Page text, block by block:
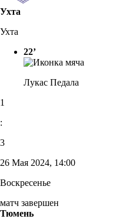
Ухта
Ухта
22’
Лукас Педала
1
:
3
26 Мая 2024, 14:00
Воскресенье
матч завершен
Тюмень